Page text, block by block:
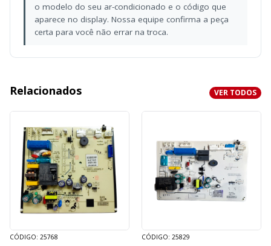
o modelo do seu ar-condicionado e o código que
aparece no display. Nossa equipe confirma a peça
certa para você não errar na troca.
Relacionados VER TODOS
CÓDIGO: 25768 CÓDIGO: 25829